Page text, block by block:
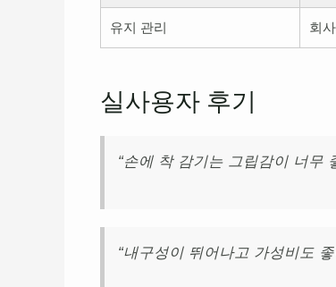
유지 관리 회
실사용자 후기
“손에 착 감기는 그립감이 너무
“내구성이 뛰어나고 가성비도